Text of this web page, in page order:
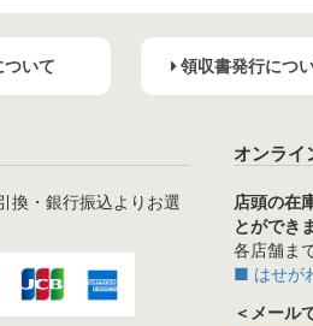
いて 領収書発行につ
換・銀行振込よりお選
オンライ
店頭の在
とができ
各店舗ま
■ はせが
＜メール